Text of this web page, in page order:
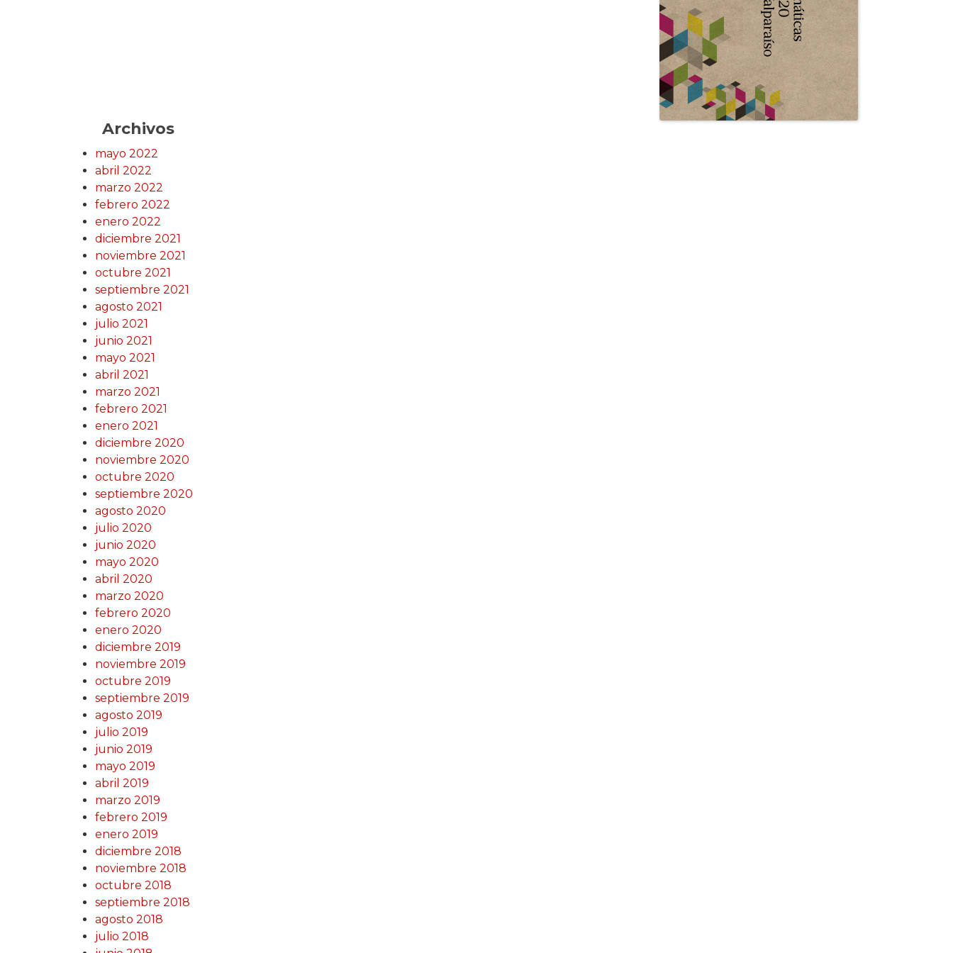
Archivos
mayo 2022
abril 2022
marzo 2022
febrero 2022
enero 2022
diciembre 2021
noviembre 2021
octubre 2021
septiembre 2021
agosto 2021
julio 2021
junio 2021
mayo 2021
abril 2021
marzo 2021
febrero 2021
enero 2021
diciembre 2020
noviembre 2020
octubre 2020
septiembre 2020
agosto 2020
julio 2020
junio 2020
mayo 2020
abril 2020
marzo 2020
febrero 2020
enero 2020
diciembre 2019
noviembre 2019
octubre 2019
septiembre 2019
agosto 2019
julio 2019
junio 2019
mayo 2019
abril 2019
marzo 2019
febrero 2019
enero 2019
diciembre 2018
noviembre 2018
octubre 2018
septiembre 2018
agosto 2018
julio 2018